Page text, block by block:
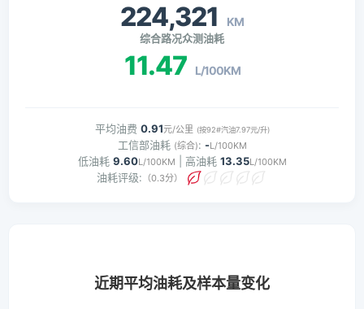
224,321 KM
综合路况众测油耗
11.47 L/100KM
平均油费 0.91元/公里 (按92#汽油7.97元/升)
工信部油耗 (综合): -L/100KM
低油耗 9.60L/100KM | 高油耗 13.35L/100KM
油耗评级: （0.3分）